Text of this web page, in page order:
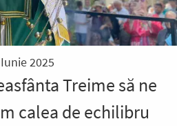
2025
Treime să ne
calea de echilibru